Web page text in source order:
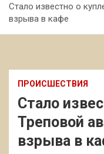
Стало известно о
взрыва в кафе
ПРОИСШЕСТВИЯ
Стало
Треповой
взрыва в